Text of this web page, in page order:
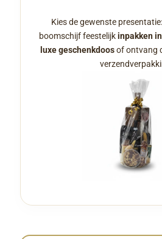
Kies de gewenste
boomschijf feestelijkinpakken
luxe geschenkdoosof ontvang